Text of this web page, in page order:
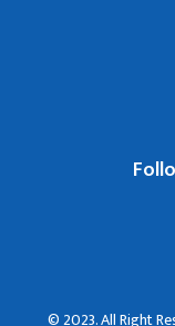
© 2023. All Right